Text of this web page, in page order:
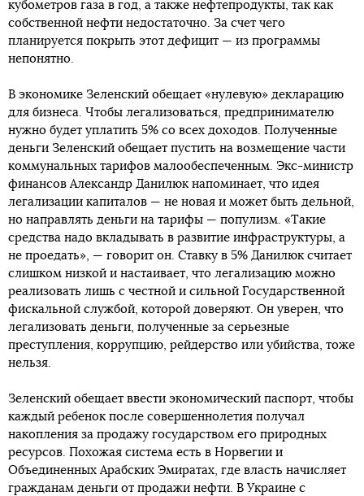
кубометров газа в год, а также нефтепродукты, так как
собственной нефти недостаточно. За счет чего
планируется покрыть этот дефицит — из программы
непонятно.
В экономике Зеленский обещает «нулевую» декларацию
для бизнеса. Чтобы легализоваться, предпринимателю
нужно будет уплатить 5% со всех доходов. Полученные
деньги Зеленский обещает пустить на возмещение части
коммунальных тарифов малообеспеченным. Экс-министр
финансов Александр Данилюк напоминает, что идея
легализации капиталов — не новая и может быть дельной,
но направлять деньги на тарифы — популизм. «Такие
средства надо вкладывать в развитие инфраструктуры, а
не проедать», — говорит он. Ставку в 5% Данилюк считает
слишком низкой и настаивает, что легализацию можно
реализовать лишь с честной и сильной Государственной
фискальной службой, которой доверяют. Он уверен, что
легализовать деньги, полученные за серьезные
преступления, коррупцию, рейдерство или убийства, тоже
нельзя.
Зеленский обещает ввести экономический паспорт, чтобы
каждый ребенок после совершеннолетия получал
накопления за продажу государством его природных
ресурсов. Похожая система есть в Норвегии и
Объединенных Арабских Эмиратах, где власть начисляет
гражданам деньги от продажи нефти. В Украине с